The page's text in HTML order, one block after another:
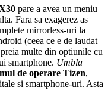
pare a avea un meniu
Fara sa exagerez as
mirrorless-uri la
(ceea ce e de laudat
multe din optiunile cu
smartphone. Umbla
de operare Tizen,
si smartphone-uri. Asta